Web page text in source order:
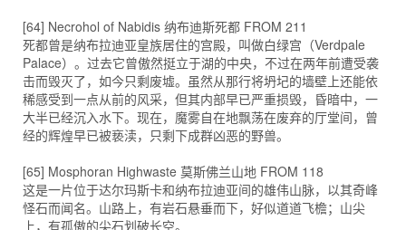
[64] Necrohol of Nabidis 纳布迪斯死都 FROM 211
死都曾是纳布拉迪亚皇族居住的宫殿，叫做白绿宫（Verdpale
Palace）。过去它曾傲然挺立于湖的中央，不过在两年前遭受袭
击而毁灭了，如今只剩废墟。虽然从那行将坍圮的墙壁上还能依
稀感受到一点从前的风采，但其内部早已严重损毁，昏暗中，一
大半已经沉入水下。现在，魔雾自在地飘荡在废弃的厅堂间，曾
经的辉煌早已被亵渎，只剩下成群凶恶的野兽。
[65] Mosphoran Highwaste 莫斯佛兰山地 FROM 118
这是一片位于达尔玛斯卡和纳布拉迪亚间的雄伟山脉，以其奇峰
怪石而闻名。山路上，有岩石悬垂而下，好似道道飞檐；山尖
上，有孤傲的尖石划破长空。